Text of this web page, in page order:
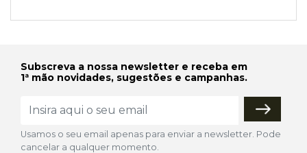
Subscreva a nossa newsletter e receba em
1ª mão novidades, sugestões e campanhas.
Usamos o seu email apenas para enviar a newsletter. Pode
cancelar a qualquer momento.